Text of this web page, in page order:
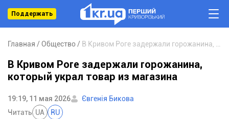
Поддержать
Главная Общество
В Кривом Роге задержали горожанина,
который украл товар из магазина
19:19, 11 мая 2026
Євгенія Бикова
Читать UA RU